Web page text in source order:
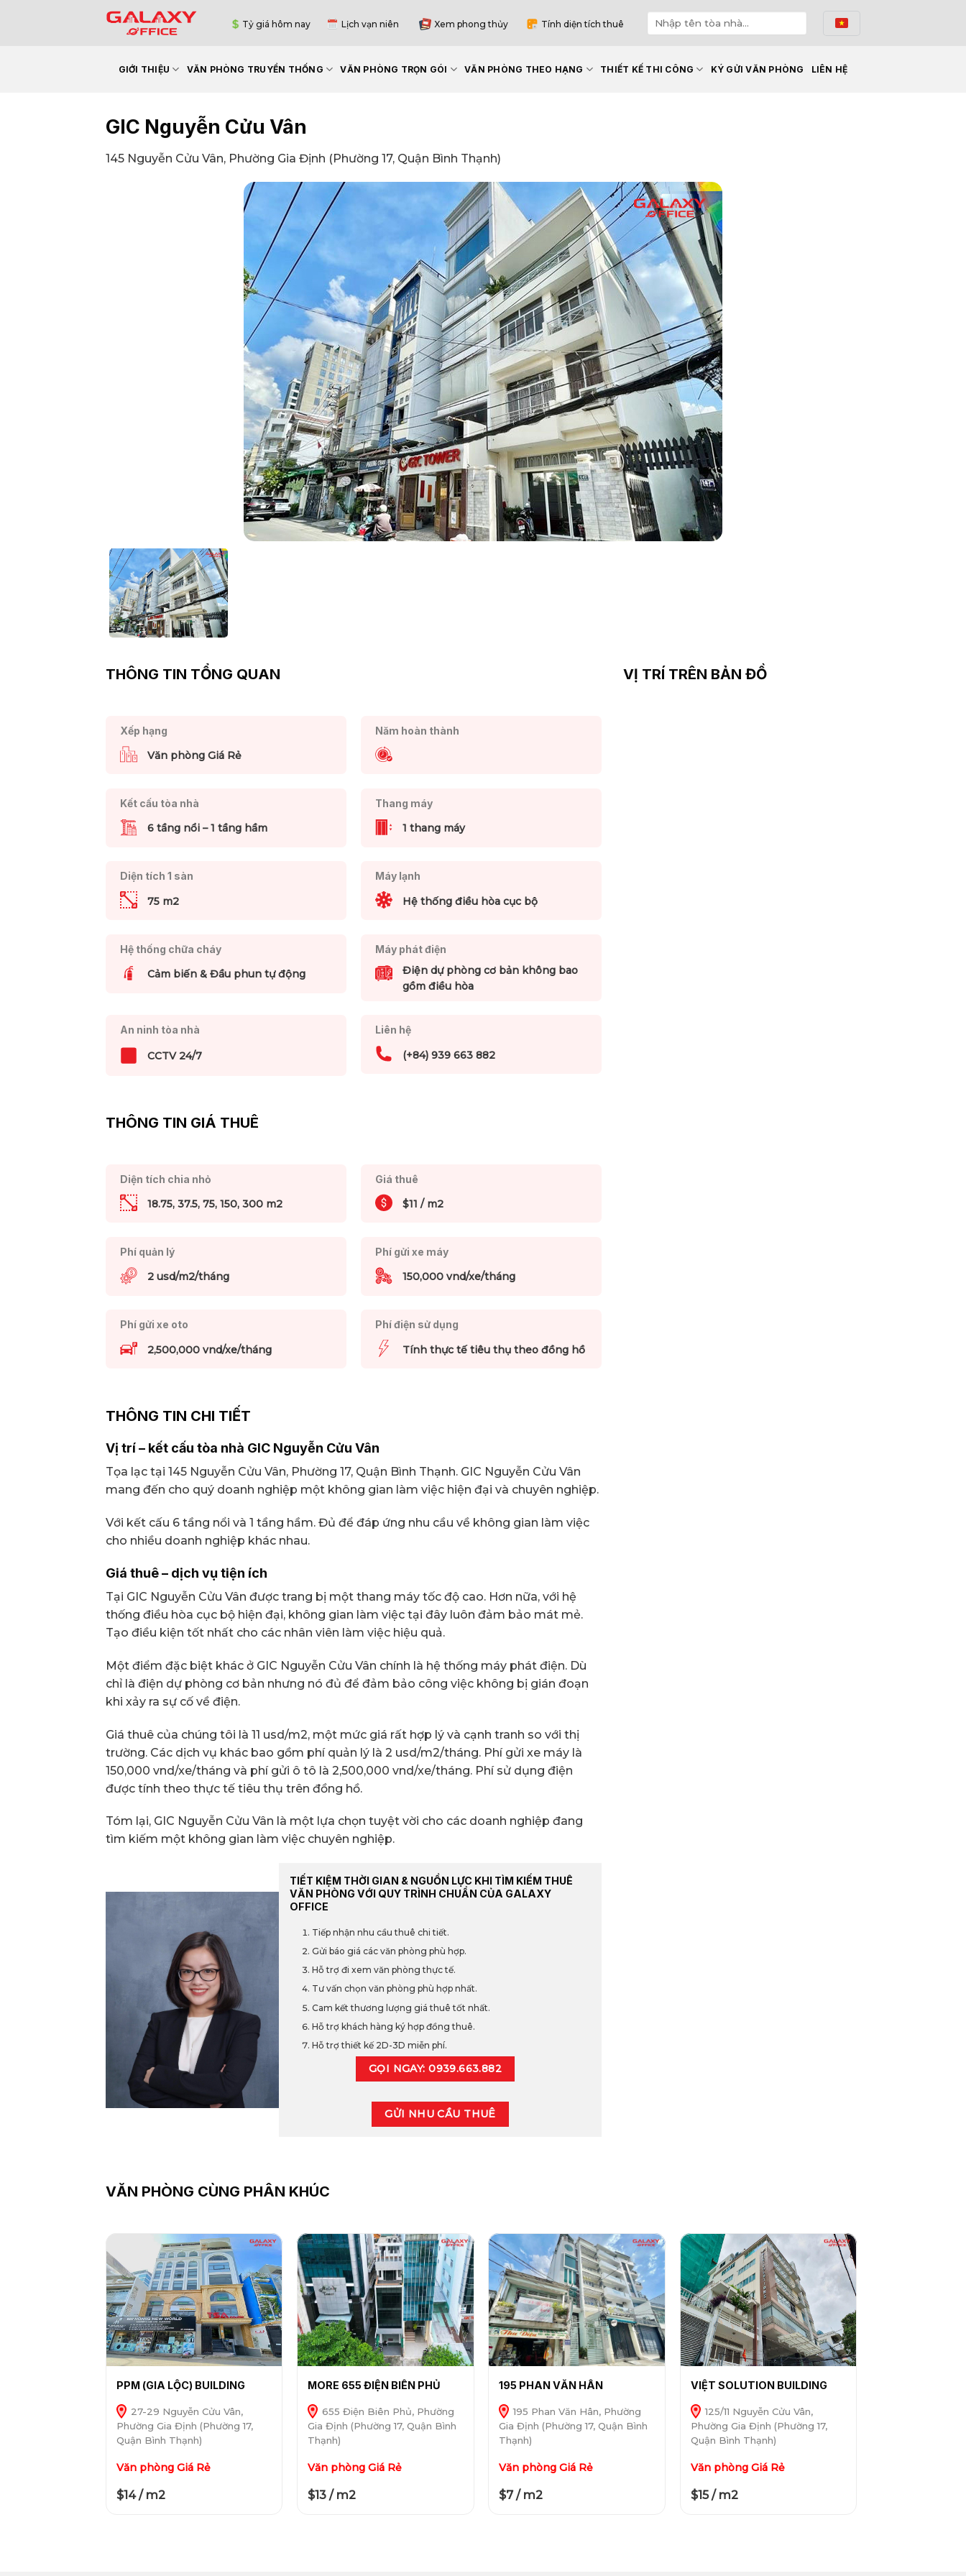
Tỷ giá hôm nay Lịch vạn niên Xem phong thủy Tính diện tích thuê
GIỚI THIỆU VĂN PHÒNG TRUYỀN THỐNG VĂN PHÒNG TRỌN GÓI VĂN PHÒNG THEO HẠNG THIẾT KẾ THI CÔNG KÝ GỬI VĂN PHÒNG LIÊN HỆ
GIC Nguyễn Cửu Vân
145 Nguyễn Cửu Vân, Phường Gia Định (Phường 17, Quận Bình Thạnh)
THÔNG TIN TỔNG QUAN
Xếp hạng
Văn phòng Giá Rẻ
Năm hoàn thành
Kết cấu tòa nhà
6 tầng nổi – 1 tầng hầm
Thang máy
1 thang máy
Diện tích 1 sàn
75 m2
Máy lạnh
Hệ thống điều hòa cục bộ
Hệ thống chữa cháy
Cảm biến & Đầu phun tự động
Máy phát điện
Điện dự phòng cơ bản không bao
gồm điều hòa
An ninh tòa nhà
CCTV 24/7
Liên hệ
(+84) 939 663 882
THÔNG TIN GIÁ THUÊ
Diện tích chia nhỏ
18.75, 37.5, 75, 150, 300 m2
Giá thuê
$11 / m2
Phí quản lý
2 usd/m2/tháng
Phí gửi xe máy
150,000 vnd/xe/tháng
Phí gửi xe oto
2,500,000 vnd/xe/tháng
Phí điện sử dụng
Tính thực tế tiêu thụ theo đồng hồ
THÔNG TIN CHI TIẾT
Vị trí – kết cấu tòa nhà GIC Nguyễn Cửu Vân
Tọa lạc tại 145 Nguyễn Cửu Vân, Phường 17, Quận Bình Thạnh. GIC Nguyễn Cửu Vân
mang đến cho quý doanh nghiệp một không gian làm việc hiện đại và chuyên nghiệp.
Với kết cấu 6 tầng nổi và 1 tầng hầm. Đủ để đáp ứng nhu cầu về không gian làm việc
cho nhiều doanh nghiệp khác nhau.
Giá thuê – dịch vụ tiện ích
Tại GIC Nguyễn Cửu Vân được trang bị một thang máy tốc độ cao. Hơn nữa, với hệ
thống điều hòa cục bộ hiện đại, không gian làm việc tại đây luôn đảm bảo mát mẻ.
Tạo điều kiện tốt nhất cho các nhân viên làm việc hiệu quả.
Một điểm đặc biệt khác ở GIC Nguyễn Cửu Vân chính là hệ thống máy phát điện. Dù
chỉ là điện dự phòng cơ bản nhưng nó đủ để đảm bảo công việc không bị gián đoạn
khi xảy ra sự cố về điện.
Giá thuê của chúng tôi là 11 usd/m2, một mức giá rất hợp lý và cạnh tranh so với thị
trường. Các dịch vụ khác bao gồm phí quản lý là 2 usd/m2/tháng. Phí gửi xe máy là
150,000 vnd/xe/tháng và phí gửi ô tô là 2,500,000 vnd/xe/tháng. Phí sử dụng điện
được tính theo thực tế tiêu thụ trên đồng hồ.
Tóm lại, GIC Nguyễn Cửu Vân là một lựa chọn tuyệt vời cho các doanh nghiệp đang
tìm kiếm một không gian làm việc chuyên nghiệp.
TIẾT KIỆM THỜI GIAN & NGUỒN LỰC KHI TÌM KIẾM THUÊ
VĂN PHÒNG VỚI QUY TRÌNH CHUẨN CỦA GALAXY
OFFICE
Tiếp nhận nhu cầu thuê chi tiết.
Gửi báo giá các văn phòng phù hợp.
Hỗ trợ đi xem văn phòng thực tế.
Tư vấn chọn văn phòng phù hợp nhất.
Cam kết thương lượng giá thuê tốt nhất.
Hỗ trợ khách hàng ký hợp đồng thuê.
Hỗ trợ thiết kế 2D-3D miễn phí.
GỌI NGAY: 0939.663.882
GỬI NHU CẦU THUÊ
VỊ TRÍ TRÊN BẢN ĐỒ
VĂN PHÒNG CÙNG PHÂN KHÚC
PPM (GIA LỘC) BUILDING
27-29 Nguyễn Cửu Vân,
Phường Gia Định (Phường 17,
Quận Bình Thạnh)
Văn phòng Giá Rẻ
$14 / m2
MORE 655 ĐIỆN BIÊN PHỦ
655 Điện Biên Phủ, Phường
Gia Định (Phường 17, Quận Bình
Thạnh)
Văn phòng Giá Rẻ
$13 / m2
195 PHAN VĂN HÂN
195 Phan Văn Hân, Phường
Gia Định (Phường 17, Quận Bình
Thạnh)
Văn phòng Giá Rẻ
$7 / m2
VIỆT SOLUTION BUILDING
125/11 Nguyễn Cửu Vân,
Phường Gia Định (Phường 17,
Quận Bình Thạnh)
Văn phòng Giá Rẻ
$15 / m2